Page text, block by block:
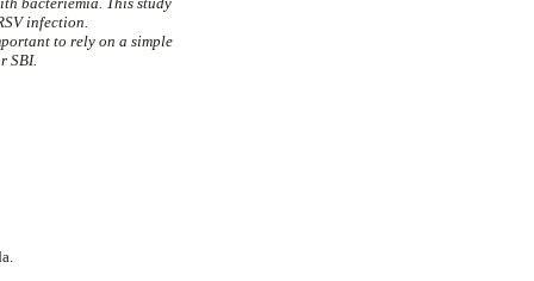
infection.
to rely on a simple
SBI.